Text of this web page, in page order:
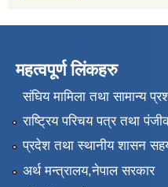
महत्वपूर्ण लिंकहरु
संघिय मामिला तथा सामान्य
राष्ट्रिय परिचय पत्र तथा
प्रदेश तथा स्थानीय शासन
अर्थ मन्त्रालय,नेपाल सरकार